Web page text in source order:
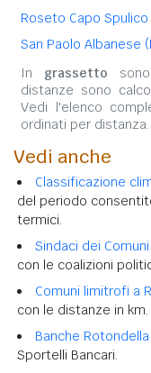
Roseto Capo Spulico
San Paolo Albanese
In grassetto
distanze sono
Vedi l'elenco
ordinati per distanza.
Vedi anche
Classificazione
del periodo
termici.
Sindaci dei
con le coalizioni
Comuni limitrofi a
con le distanze in km.
Banche Rotondella
Sportelli Bancari.